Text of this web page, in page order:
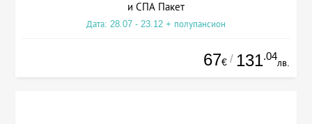
и СПА Пакет
Дата: 28.07 - 23.12 + полупансион
67€ / 131.04
лв.